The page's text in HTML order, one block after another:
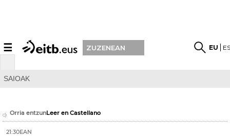
☰ ZUZENEAN EU
SAIOAK
Orria entzunLeer en Castellano
21:30EAN